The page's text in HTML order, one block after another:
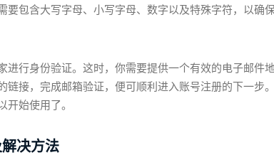
要包含大写字母、小写字母、数字以及特殊字符，以确
进行身份验证。这时，你需要提供一个有效的电子邮件
链接，完成邮箱验证，便可顺利进入账号注册的下一步
始使用了。
决方法